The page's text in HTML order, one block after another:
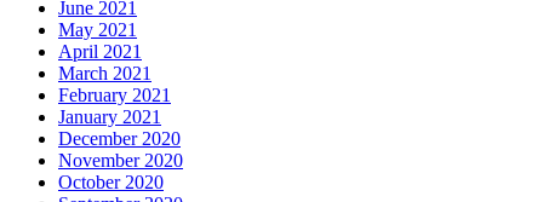
June 2021
May 2021
April 2021
March 2021
February 2021
January 2021
December 2020
November 2020
October 2020